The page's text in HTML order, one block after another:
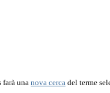
farà una nova cerca del terme